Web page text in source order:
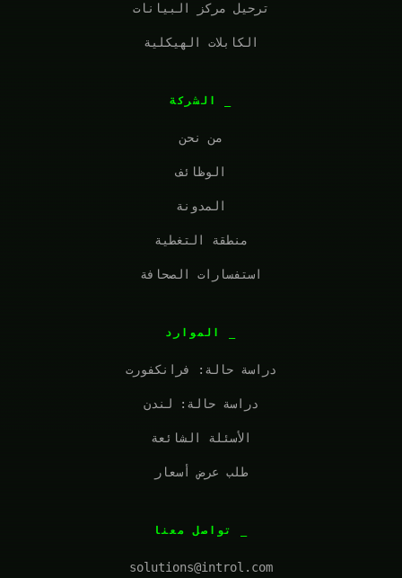
ترحيل مركز البيانات
الكابلات الهيكلية
من نحن
الوظائف
المدونة
منطقة التغطية
استفسارات الصحافة
دراسة حالة: فرانكفورت
دراسة حالة: لندن
الأسئلة الشائعة
طلب عرض أسعار
solutions@introl.com